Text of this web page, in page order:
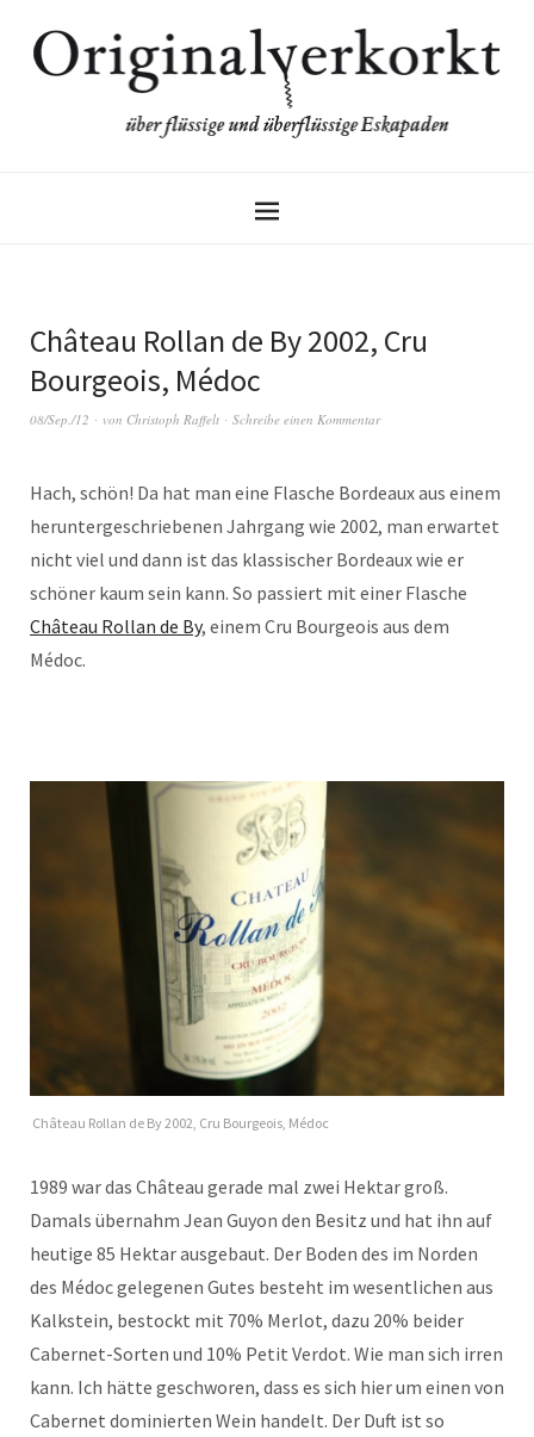
Château Rollan de By 2002, Cru
Bourgeois, Médoc
08/Sep./12 von Christoph Raffelt Schreibe einen Kommentar
Hach, schön! Da hat man eine Flasche Bordeaux aus einem
heruntergeschriebenen Jahrgang wie 2002, man erwartet
nicht viel und dann ist das klassischer Bordeaux wie er
schöner kaum sein kann. So passiert mit einer Flasche
Château Rollan de By, einem Cru Bourgeois aus dem
Médoc.
Château Rollan de By 2002, Cru Bourgeois, Médoc
1989 war das Château gerade mal zwei Hektar groß.
Damals übernahm Jean Guyon den Besitz und hat ihn auf
heutige 85 Hektar ausgebaut. Der Boden des im Norden
des Médoc gelegenen Gutes besteht im wesentlichen aus
Kalkstein, bestockt mit 70% Merlot, dazu 20% beider
Cabernet-Sorten und 10% Petit Verdot. Wie man sich irren
kann. Ich hätte geschworen, dass es sich hier um einen von
Cabernet dominierten Wein handelt. Der Duft ist so